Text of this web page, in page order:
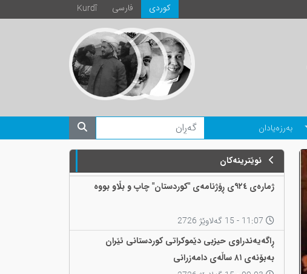
Kurdî فارسی كوردی
بەرزەیادان
نوێترینەکان
ژمارەی ٩٢٤ی ڕۆژنامەی "کوردستان" چاپ و بڵاو بووە
ڕاگەیەندراوی حیزبی دێموکراتی کوردستانی ئێران
بەبۆنەی ٨١ ساڵەی دامەزرانی